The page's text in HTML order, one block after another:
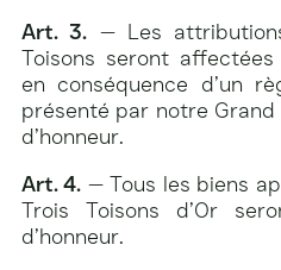
Art. 3. — Les
Toisons seront affectées
en conséquence d’un
présenté par notre
d’honneur.
Art. 4. — Tous les biens
Trois Toisons d’Or
d’honneur.